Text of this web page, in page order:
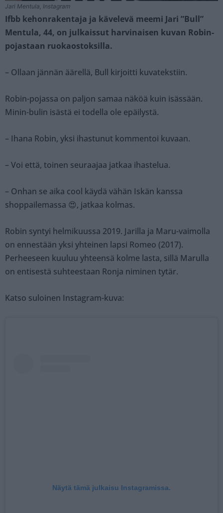
Jari Mentula, Instagram
Ifbb kehonrakentaja ja kävelevä meemi Jari ”Bull”
Mentula, 44, on julkaissut harvinaisen kuvan Robin-
pojastaan ruokaostoksilla.
– Ollaan jännän äärellä, Bull kirjoitti kuvatekstiin.
Robin-pojassa on paljon samaa näköä kuin isässään.
Minin-bulin isästä ei todella ole epäilystä.
– Ihana Robin, yksi ihastunut kommentoi kuvaan.
– Voi että, toinen seuraajaa jatkaa ihastelua.
– Onhan se aika cool käydä vähän Iskän kanssa
shoppailemassa 😍, jatkaa kolmas.
Robin syntyi helmikuussa 2019. Jarilla ja Maru-vaimolla
on ennestään yksi yhteinen lapsi Romeo (2017).
Perheeseen kuuluu yhteensä kolme lasta, sillä Marulla
on entisestä suhteestaan Ronja niminen tytär.
Katso suloinen Instagram-kuva:
Näytä tämä julkaisu Instagramissa.